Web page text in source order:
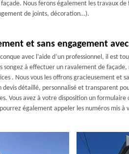
Nous ferons également les travaux
de joints, décoration…).
et sans engagement
avec l’aide d’un professionnel, il est
songez à effectuer un ravalement de façade,
. Nous vous les offrons gracieusement et
devis détaillé, personnalisé et transparent
Vous avez à votre disposition un
également appeler les numéros mis